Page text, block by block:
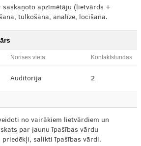
apzīmētāju (lietvārds +
tulkošana, analīze, locīšana.
Norises vieta Kontaktstundas
Auditorija 2
no vairākiem lietvārdiem un
par jaunu īpašības vārdu
priedēkļi, salikti īpašības vārdi.